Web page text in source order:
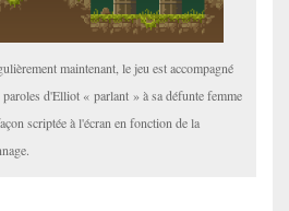
maintenant, le jeu est accompagné
d'Elliot « parlant » à sa défunte femme
scriptée à l'écran en fonction de la